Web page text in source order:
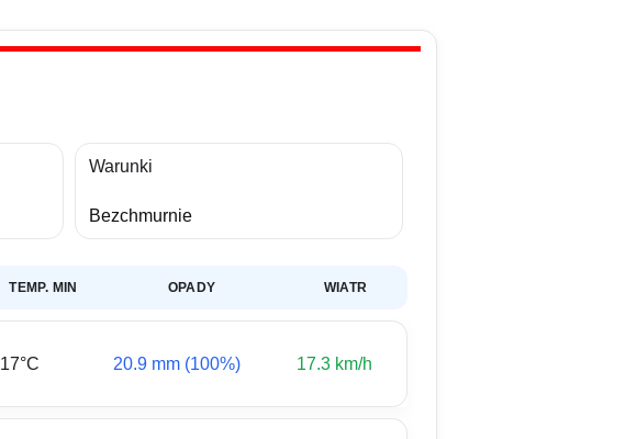
Warunki
Bezchmurnie
TEMP. MIN OPADY WIATR
17°C 20.9 mm (100%) 17.3 km/h